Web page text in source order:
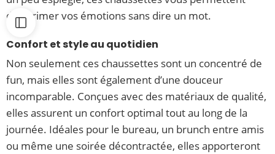
d’exprimer vos émotions sans dire un mot.
Confort et style au quotidien
Non seulement ces chaussettes sont un concentré de
fun, mais elles sont également d’une douceur
incomparable. Conçues avec des matériaux de qualité,
elles assurent un confort optimal tout au long de la
journée. Idéales pour le bureau, un brunch entre amis
ou même une soirée décontractée, elles apporteront